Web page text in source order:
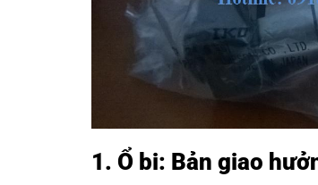
1. Ổ bi: Bản giao